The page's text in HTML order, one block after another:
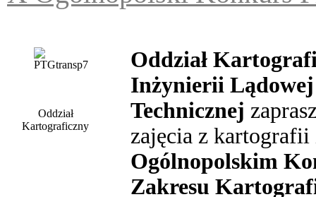
Oddział
Kartograficzny
Oddział
Inżynierii
Technicznej
zajęcia z
Ogólnopolskim
Zakresu